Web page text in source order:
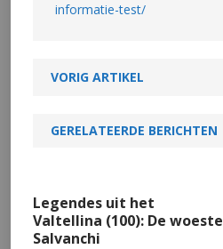
informatie-test/
VORIG ARTIKEL
GERELATEERDE BERICHTEN
Legendes uit het
Valtellina (100): De woeste
Salvanchi